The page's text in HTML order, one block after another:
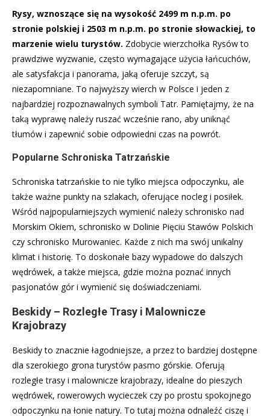
Rysy, wznoszące się na wysokość 2499 m n.p.m. po
stronie polskiej i 2503 m n.p.m. po stronie słowackiej, to
marzenie wielu turystów. Zdobycie wierzchołka Rysów to
prawdziwe wyzwanie, często wymagające użycia łańcuchów,
ale satysfakcja i panorama, jaką oferuje szczyt, są
niezapomniane. To najwyższy wierch w Polsce i jeden z
najbardziej rozpoznawalnych symboli Tatr. Pamiętajmy, że na
taką wyprawę należy ruszać wcześnie rano, aby uniknąć
tłumów i zapewnić sobie odpowiedni czas na powrót.
Popularne Schroniska Tatrzańskie
Schroniska tatrzańskie to nie tylko miejsca odpoczynku, ale
także ważne punkty na szlakach, oferujące nocleg i posiłek.
Wśród najpopularniejszych wymienić należy schronisko nad
Morskim Okiem, schronisko w Dolinie Pięciu Stawów Polskich
czy schronisko Murowaniec. Każde z nich ma swój unikalny
klimat i historię. To doskonałe bazy wypadowe do dalszych
wędrówek, a także miejsca, gdzie można poznać innych
pasjonatów gór i wymienić się doświadczeniami.
Beskidy – Rozległe Trasy i Malownicze
Krajobrazy
Beskidy to znacznie łagodniejsze, a przez to bardziej dostępne
dla szerokiego grona turystów pasmo górskie. Oferują
rozległe trasy i malownicze krajobrazy, idealne do pieszych
wędrówek, rowerowych wycieczek czy po prostu spokojnego
odpoczynku na łonie natury. To tutaj można odnaleźć ciszę i